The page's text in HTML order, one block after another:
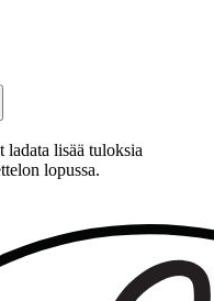
ladata lisää tuloksia
lopussa.